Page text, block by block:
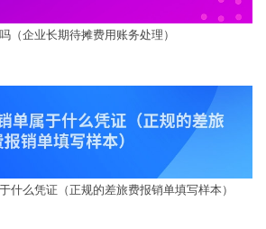
（企业长期待摊费用账务处理）
什么凭证（正规的差旅费报销单填写样本）